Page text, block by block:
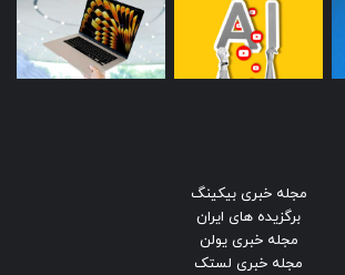
مجله خبری بیکینگ
برگزیده های ایران
مجله خبری یولن
مجله خبری لستک